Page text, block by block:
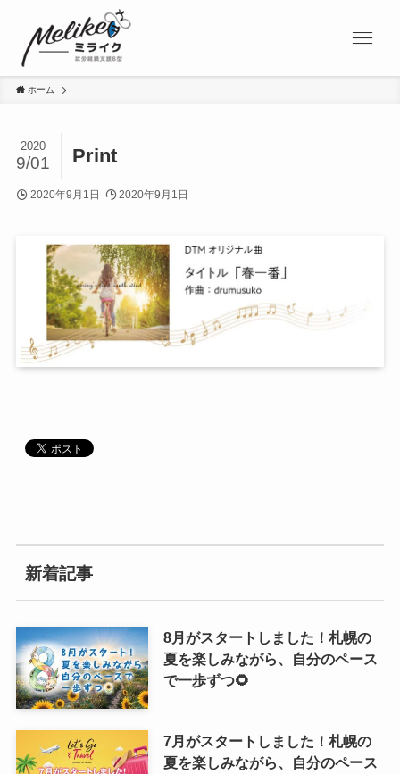
ホーム
Print
2020
9/01
2020年9月1日 2020年9月1日
新着記事
8月がスタートしました！札幌の
夏を楽しみながら、自分のペース
で一歩ずつ🌻
7月がスタートしました！札幌の
夏を楽しみながら、自分のペース